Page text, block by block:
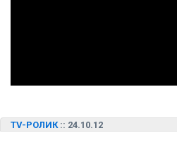
TV-РОЛИК :: 24.10.12